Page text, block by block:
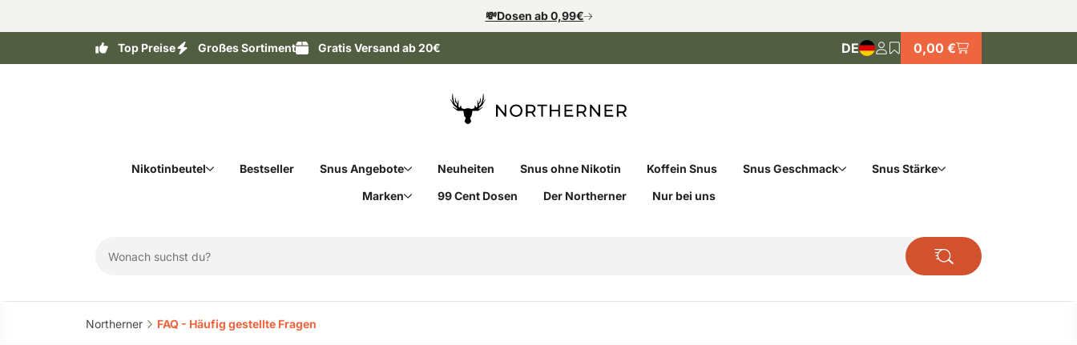
💸Dosen ab 0,99€
Top Preise Großes Sortiment Gratis Versand ab 20€ DE 0,00 €
Nikotinbeutel Bestseller Snus Angebote Neuheiten Snus ohne Nikotin Koffein Snus Snus Geschmack
Snus Stärke
Marken
99 Cent Dosen Der Northerner Nur bei uns
Northerner‎ FAQ - Häufig gestellte Fragen‎